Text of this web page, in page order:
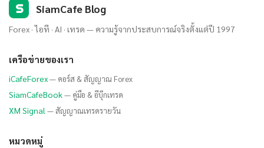
S SiamCafe Blog
Forex · ไอที · AI · เทรด — ความรู้จากประสบการณ์จริงตั้งแต่ปี 1997
เครือข่ายของเรา
iCafeForex— คอร์ส & สัญญาณ Forex
SiamCafeBook— คู่มือ & อีบุ๊กเทรด
XM Signal — สัญญาณเทรดรายวัน
หมวดหมู่